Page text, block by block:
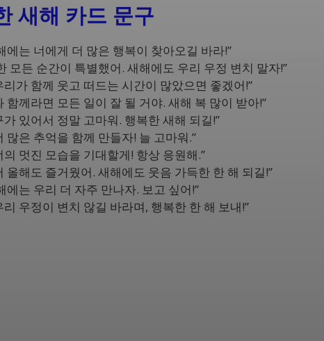
새해 카드 문구
에는 너에게 더 많은 행복이 찾아오길 바라!”
모든 순간이 특별했어. 새해에도 우리 우정 변치 말자!”
리가 함께 웃고 떠드는 시간이 많았으면 좋겠어!”
함께라면 모든 일이 잘 될 거야. 새해 복 많이 받아!”
가 있어서 정말 고마워. 행복한 새해 되길!”
많은 추억을 함께 만들자! 늘 고마워.”
의 멋진 모습을 기대할게! 항상 응원해.”
올해도 즐거웠어. 새해에도 웃음 가득한 한 해 되길!”
에는 우리 더 자주 만나자. 보고 싶어!”
리 우정이 변치 않길 바라며, 행복한 한 해 보내!”